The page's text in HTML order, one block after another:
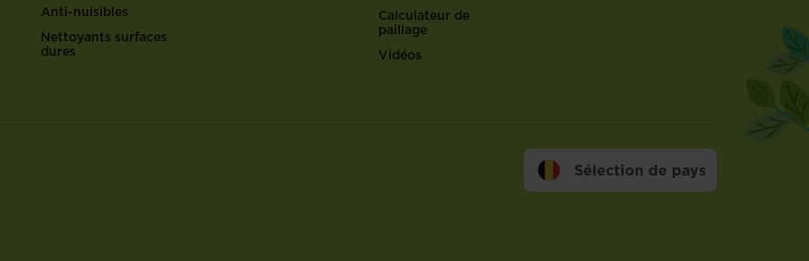
Anti-nuisibles
Nettoyants surfaces
dures
Calculateur de
paillage
Vidéos
Sélection de pays